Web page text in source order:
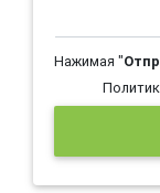
Нажимая "